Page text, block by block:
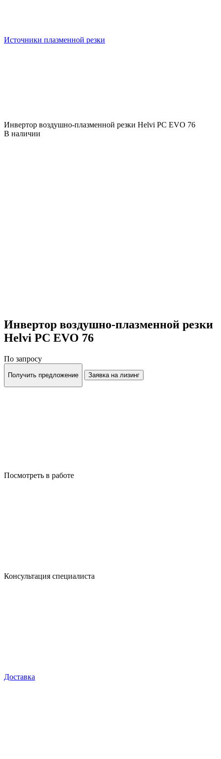
Источники плазменной резки
Инвертор воздушно-плазменной резки Helvi PC EVO 76
В наличии
Инвертор воздушно-плазменной резки
Helvi PC EVO 76
По запросу
Получить предложение Заявка на лизинг
Посмотреть в работе
Консультация специалиста
Доставка